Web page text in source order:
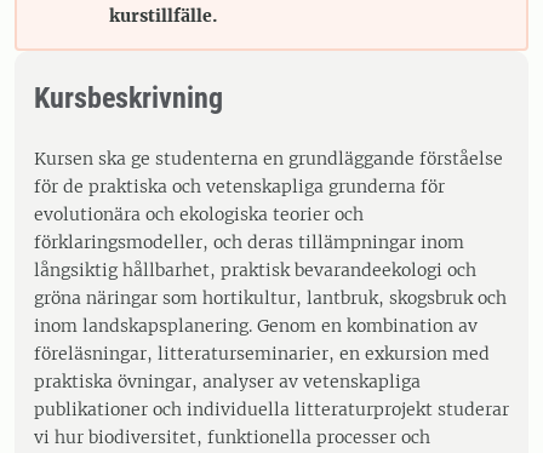
kurstillfälle.
Kursbeskrivning
Kursen ska ge studenterna en grundläggande förståelse
för de praktiska och vetenskapliga grunderna för
evolutionära och ekologiska teorier och
förklaringsmodeller, och deras tillämpningar inom
långsiktig hållbarhet, praktisk bevarandeekologi och
gröna näringar som hortikultur, lantbruk, skogsbruk och
inom landskapsplanering. Genom en kombination av
föreläsningar, litteraturseminarier, en exkursion med
praktiska övningar, analyser av vetenskapliga
publikationer och individuella litteraturprojekt studerar
vi hur biodiversitet, funktionella processer och